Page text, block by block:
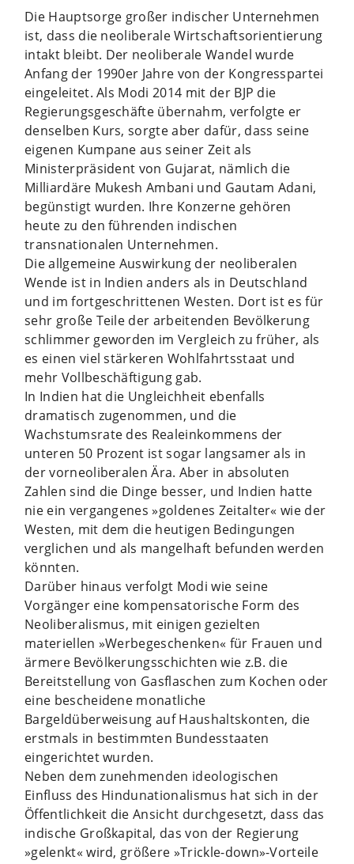
Die Hauptsorge großer indischer Unternehmen
ist, dass die neoliberale Wirtschaftsorientierung
intakt bleibt. Der neoliberale Wandel wurde
Anfang der 1990er Jahre von der Kongresspartei
eingeleitet. Als Modi 2014 mit der BJP die
Regierungsgeschäfte übernahm, verfolgte er
denselben Kurs, sorgte aber dafür, dass seine
eigenen Kumpane aus seiner Zeit als
Ministerpräsident von Gujarat, nämlich die
Milliardäre Mukesh Ambani und Gautam Adani,
begünstigt wurden. Ihre Konzerne gehören
heute zu den führenden indischen
transnationalen Unternehmen.
Die allgemeine Auswirkung der neoliberalen
Wende ist in Indien anders als in Deutschland
und im fortgeschrittenen Westen. Dort ist es für
sehr große Teile der arbeitenden Bevölkerung
schlimmer geworden im Vergleich zu früher, als
es einen viel stärkeren Wohlfahrtsstaat und
mehr Vollbeschäftigung gab.
In Indien hat die Ungleichheit ebenfalls
dramatisch zugenommen, und die
Wachstumsrate des Realeinkommens der
unteren 50 Prozent ist sogar langsamer als in
der vorneoliberalen Ära. Aber in absoluten
Zahlen sind die Dinge besser, und Indien hatte
nie ein vergangenes »goldenes Zeitalter« wie der
Westen, mit dem die heutigen Bedingungen
verglichen und als mangelhaft befunden werden
könnten.
Darüber hinaus verfolgt Modi wie seine
Vorgänger eine kompensatorische Form des
Neoliberalismus, mit einigen gezielten
materiellen »Werbegeschenken« für Frauen und
ärmere Bevölkerungsschichten wie z.B. die
Bereitstellung von Gasflaschen zum Kochen oder
eine bescheidene monatliche
Bargeldüberweisung auf Haushaltskonten, die
erstmals in bestimmten Bundesstaaten
eingerichtet wurden.
Neben dem zunehmenden ideologischen
Einfluss des Hindunationalismus hat sich in der
Öffentlichkeit die Ansicht durchgesetzt, dass das
indische Großkapital, das von der Regierung
»gelenkt« wird, größere »Trickle-down»-Vorteile